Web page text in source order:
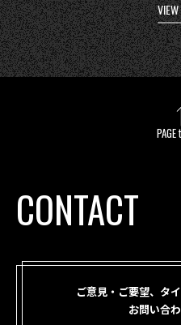
CONTACT
ご意見・ご要望、タ
お問い合